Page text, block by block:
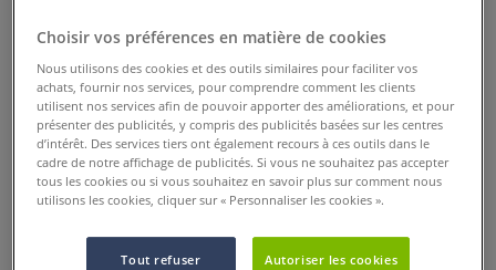
Choisir vos préférences en matière de cookies
Nous utilisons des cookies et des outils similaires pour faciliter vos
achats, fournir nos services, pour comprendre comment les clients
utilisent nos services afin de pouvoir apporter des améliorations, et pour
présenter des publicités, y compris des publicités basées sur les centres
d’intérêt. Des services tiers ont également recours à ces outils dans le
cadre de notre affichage de publicités. Si vous ne souhaitez pas accepter
tous les cookies ou si vous souhaitez en savoir plus sur comment nous
utilisons les cookies, cliquer sur « Personnaliser les cookies ».
Tout refuser Autoriser les cookies